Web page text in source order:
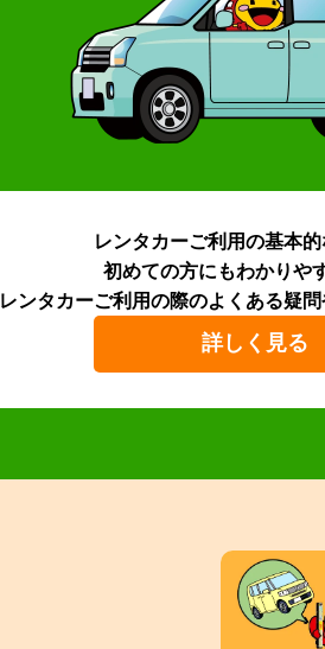
レンタカーご利用の基本
初めての方にもわかりや
レンタカーご利用の際のよくある疑問
詳しく見る